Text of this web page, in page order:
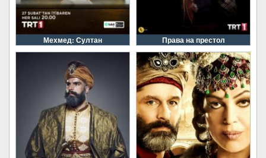
Мехмед: Султан Права на престол